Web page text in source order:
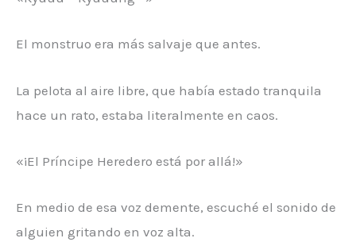
El monstruo era más salvaje que antes.
La pelota al aire libre, que había estado tranquila
hace un rato, estaba literalmente en caos.
«¡El Príncipe Heredero está por allá!»
En medio de esa voz demente, escuché el sonido de
alguien gritando en voz alta.